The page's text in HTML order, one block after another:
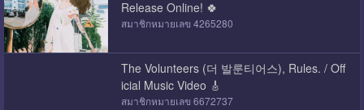
Release Online! 🍀
สมาชิกหมายเลข 4265280
The Volunteers (더 발룬티어스), Rules. / Off
icial Music Video 🎸
สมาชิกหมายเลข 6672737